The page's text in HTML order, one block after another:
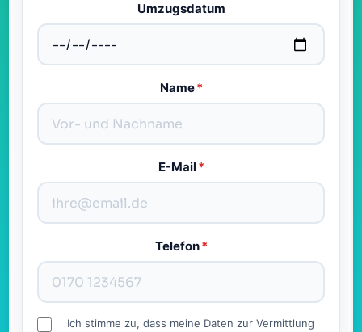
Umzugsdatum
Name*
E-Mail*
Telefon*
Ich stimme zu, dass meine Daten zur Vermittlung